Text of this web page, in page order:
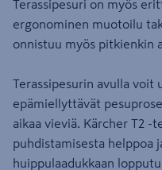
Terassipesuri on myös
ergonominen muotoilu
onnistuu myös pitkienkin
Terassipesurin avulla voit
epämiellyttävät
aikaa vieviä. Kärcher T2 -
puhdistamisesta helppoa
huippulaadukkaan